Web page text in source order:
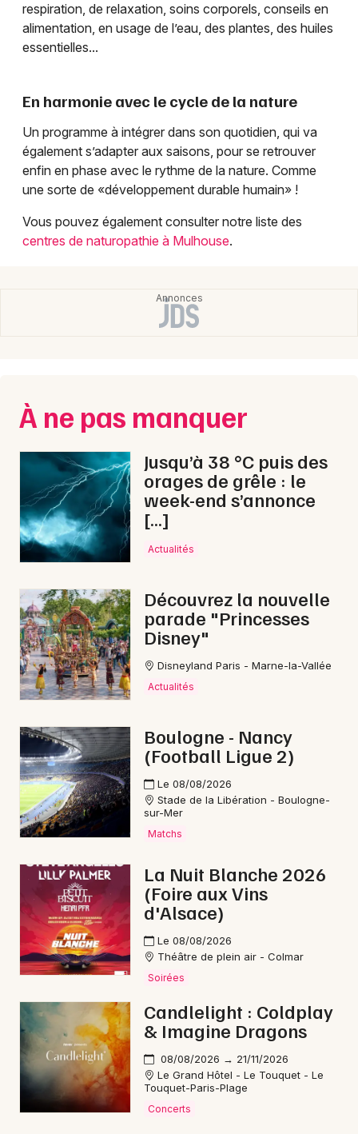
Je m'abonne
respiration, de relaxation, soins corporels, conseils en
alimentation, en usage de l’eau, des plantes, des huiles
essentielles...
En harmonie avec le cycle de la nature
Un programme à intégrer dans son quotidien, qui va
également s’adapter aux saisons, pour se retrouver
enfin en phase avec le rythme de la nature. Comme
une sorte de «développement durable humain» !
Vous pouvez également consulter notre liste des
centres de naturopathie à Mulhouse.
À ne pas manquer
Jusqu’à 38 °C puis des
orages de grêle : le
week-end s’annonce
[…]
Actualités
Découvrez la nouvelle
parade "Princesses
Disney"
Disneyland Paris - Marne-la-Vallée
Actualités
Boulogne - Nancy
(Football Ligue 2)
Le 08/08/2026
Stade de la Libération - Boulogne-
sur-Mer
Matchs
La Nuit Blanche 2026
(Foire aux Vins
d'Alsace)
Le 08/08/2026
Théâtre de plein air - Colmar
Soirées
Candlelight : Coldplay
& Imagine Dragons
08/08/2026 → 21/11/2026
Le Grand Hôtel - Le Touquet - Le
Touquet-Paris-Plage
Concerts